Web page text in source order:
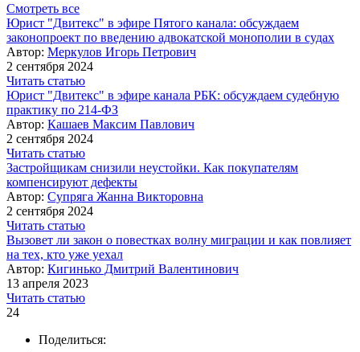
Смотреть все
Юрист "Двитекс" в эфире Пятого канала: обсуждаем
законопроект по введению адвокатской монополии в судах
Автор: Меркулов Игорь Петрович
2 сентября 2024
Читать статью
Юрист "Двитекс" в эфире канала РБК: обсуждаем судебную
практику по 214-ФЗ
Автор: Кашаев Максим Павлович
2 сентября 2024
Читать статью
Застройщикам снизили неустойки. Как покупателям
компенсируют дефекты
Автор: Супряга Жанна Викторовна
2 сентября 2024
Читать статью
Вызовет ли закон о повестках волну миграции и как повлияет
на тех, кто уже уехал
Автор: Кигинько Дмитрий Валентинович
13 апреля 2023
Читать статью
24
Поделиться: